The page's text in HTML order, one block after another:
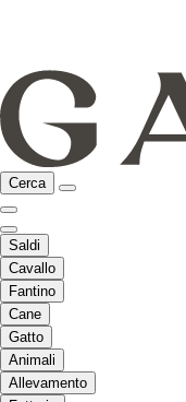
Cerca
Saldi
Cavallo
Fantino
Cane
Gatto
Animali
Allevamento